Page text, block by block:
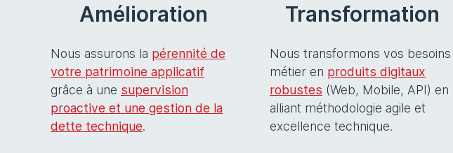
Amélioration
Nous assurons la pérennité de
votre patrimoine applicatif
grâce à une supervision
proactive et une gestion de la
dette technique.
Transformation
Nous transformons vos besoins
métier en produits digitaux
robustes (Web, Mobile, API) en
alliant méthodologie agile et
excellence technique.